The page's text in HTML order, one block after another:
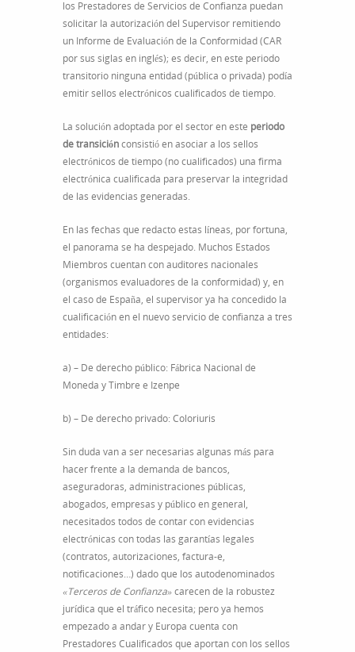
los Prestadores de Servicios de Confianza puedan
solicitar la autorización del Supervisor remitiendo
un Informe de Evaluación de la Conformidad (CAR
por sus siglas en inglés); es decir, en este periodo
transitorio ninguna entidad (pública o privada) podía
emitir sellos electrónicos cualificados de tiempo.
La solución adoptada por el sector en este periodo
de transiciónconsistió en asociar a los sellos
electrónicos de tiempo (no cualificados) una firma
electrónica cualificada para preservar la integridad
de las evidencias generadas.
En las fechas que redacto estas líneas, por fortuna,
el panorama se ha despejado. Muchos Estados
Miembros cuentan con auditores nacionales
(organismos evaluadores de la conformidad) y, en
el caso de España, el supervisor ya ha concedido la
cualificación en el nuevo servicio de confianza a tres
entidades:
a) – De derecho público: Fábrica Nacional de
Moneda y Timbre e Izenpe
b) – De derecho privado: Coloriuris
Sin duda van a ser necesarias algunas más para
hacer frente a la demanda de bancos,
aseguradoras, administraciones públicas,
abogados, empresas y público en general,
necesitados todos de contar con evidencias
electrónicas con todas las garantías legales
(contratos, autorizaciones, factura-e,
notificaciones…) dado que los autodenominados
«Terceros de Confianza»carecen de la robustez
jurídica que el tráfico necesita; pero ya hemos
empezado a andar y Europa cuenta con
Prestadores Cualificados que aportan con los sellos